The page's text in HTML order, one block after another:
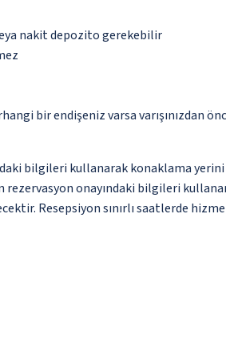
nakit depozito gerekebilir
bir endişeniz varsa varışınızdan
bilgileri kullanarak konaklama yerini
rezervasyon onayındaki bilgileri
Resepsiyon sınırlı saatlerde